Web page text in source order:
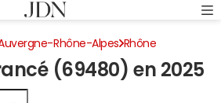
Rhône-Alpes Rhône
(69480) en 2025